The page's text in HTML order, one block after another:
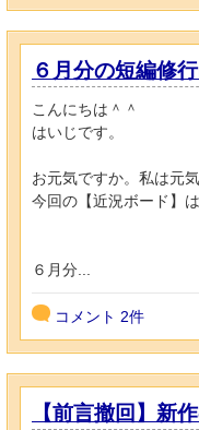
６月分の短編修
こんにちは＾＾
はいじです。
お元気ですか。私は元気
今回の【近況ボード】
６月分...
コメント 2件
【前言撤回】新